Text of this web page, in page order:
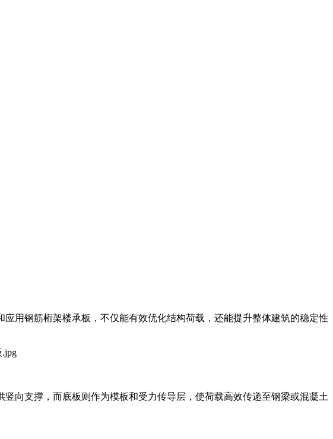
用钢筋桁架楼承板，不仅能有效优化结构荷载，还能提升整体建筑的稳定性
向支撑，而底板则作为模板和受力传导层，使荷载高效传递至钢梁或混凝土